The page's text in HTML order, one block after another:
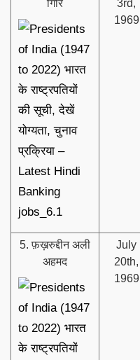
गिरि
3rd,
1969
5. फ़ख़रुद्दीन अली
अहमद
July
20th,
1969